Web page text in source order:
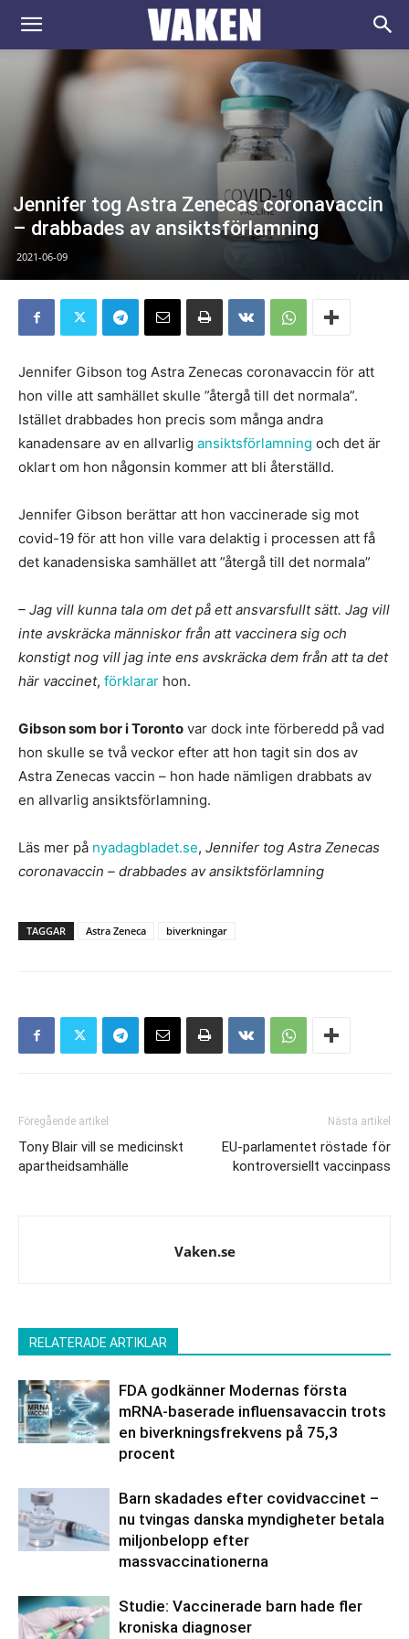
VAKEN.se
Jennifer tog Astra Zenecas coronavaccin
– drabbades av ansiktsförlamning
2021-06-09
Jennifer Gibson tog Astra Zenecas coronavaccin för att
hon ville att samhället skulle ”återgå till det normala”.
Istället drabbades hon precis som många andra
kanadensare av en allvarlig ansiktsförlamning och det är
oklart om hon någonsin kommer att bli återställd.
Jennifer Gibson berättar att hon vaccinerade sig mot
covid-19 för att hon ville vara delaktig i processen att få
det kanadensiska samhället att ”återgå till det normala”
– Jag vill kunna tala om det på ett ansvarsfullt sätt. Jag vill
inte avskräcka människor från att vaccinera sig och
konstigt nog vill jag inte ens avskräcka dem från att ta det
här vaccinet, förklarar hon.
Gibson som bor i Toronto var dock inte förberedd på vad
hon skulle se två veckor efter att hon tagit sin dos av
Astra Zenecas vaccin – hon hade nämligen drabbats av
en allvarlig ansiktsförlamning.
Läs mer på nyadagbladet.se, Jennifer tog Astra Zenecas
coronavaccin – drabbades av ansiktsförlamning
TAGGAR Astra Zeneca biverkningar
Föregående artikel
Tony Blair vill se medicinskt
apartheidsamhälle
Nästa artikel
EU-parlamentet röstade för
kontroversiellt vaccinpass
Vaken.se
RELATERADE ARTIKLAR
FDA godkänner Modernas första
mRNA-baserade influensavaccin trots
en biverkningsfrekvens på 75,3
procent
Barn skadades efter covidvaccinet –
nu tvingas danska myndigheter betala
miljonbelopp efter
massvaccinationerna
Studie: Vaccinerade barn hade fler
kroniska diagnoser